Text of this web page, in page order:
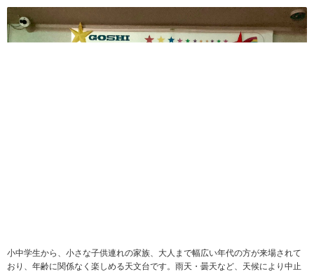
小中学生から、小さな子供連れの家族、大人まで幅広い年代の方が来場されて
おり、年齢に関係なく楽しめる天文台です。雨天・曇天など、天候により中止